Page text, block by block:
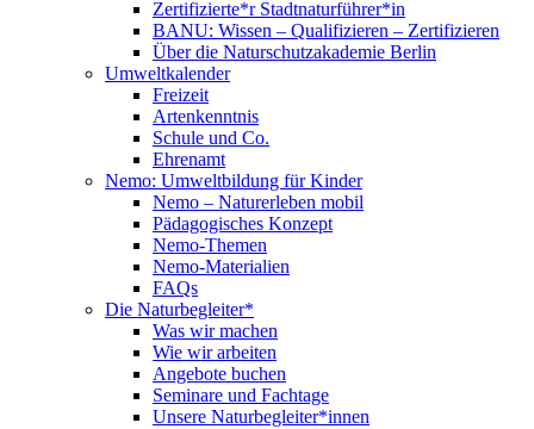
Zertifizierte*r Stadtnaturführer*in
BANU: Wissen – Qualifizieren – Zertifizieren
Über die Naturschutzakademie Berlin
Umweltkalender
Freizeit
Artenkenntnis
Schule und Co.
Ehrenamt
Nemo: Umweltbildung für Kinder
Nemo – Naturerleben mobil
Pädagogisches Konzept
Nemo-Themen
Nemo-Materialien
FAQs
Die Naturbegleiter*
Was wir machen
Wie wir arbeiten
Angebote buchen
Seminare und Fachtage
Unsere Naturbegleiter*innen